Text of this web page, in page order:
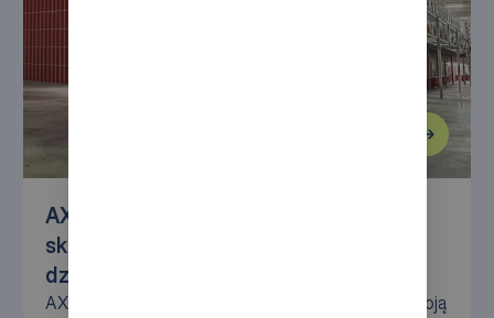
AXRO kontynuuje automatyzację –
skalowalna moc realizacji zamówień
dzięki AutoStore™ w Wittenburgu
AXRO kontynuuje automatyzację i wzmacnia swoją